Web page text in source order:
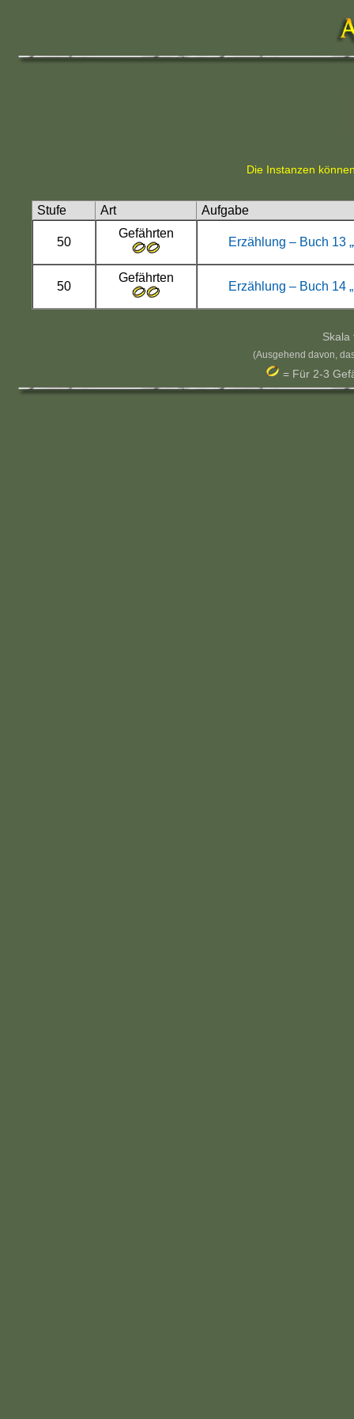
Die Instanzen
Stufe Art Aufgabe
50
Gefährten
Erzählung – Buch 13
50
Gefährten
Erzählung – Buch 14
Skala
(Ausgehend davon,
= Für 2-3